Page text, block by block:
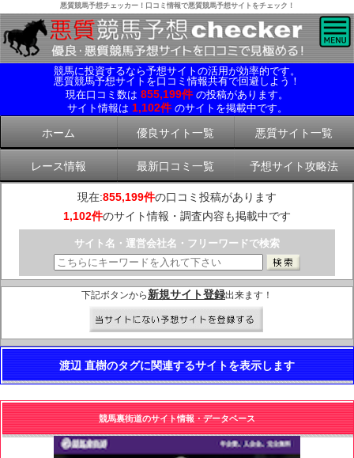
悪質競馬予想チェッカー！口コミ情報で悪質競馬予想サイトをチェック！
競馬に投資するなら予想サイトの活用が効率的です。
悪質競馬予想サイトを口コミ情報共有で回避しよう！
現在口コミ数は 855,199件 の投稿があります。
サイト情報は 1,102件 のサイトを掲載中です。
ホーム 優良サイト一覧 悪質サイト一覧
レース情報 最新口コミ一覧 予想サイト攻略法
現在:855,199件の口コミ投稿があります
1,102件のサイト情報・調査内容も掲載中です
サイト名・運営会社名・フリーワードで検索
下記ボタンから 新規サイト登録出来ます！
渡辺 直樹のタグに関連するサイトを表示します
競馬裏街道のサイト情報・データベース